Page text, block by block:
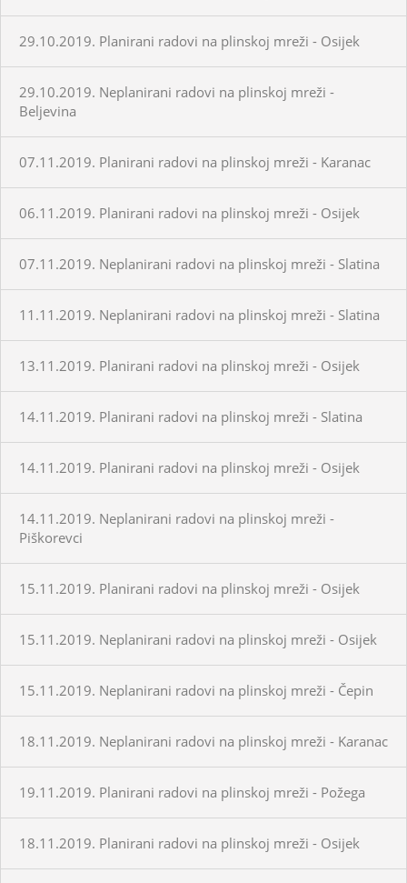
29.10.2019. Planirani radovi na plinskoj mreži - Osijek
29.10.2019. Neplanirani radovi na plinskoj mreži -
Beljevina
07.11.2019. Planirani radovi na plinskoj mreži - Karanac
06.11.2019. Planirani radovi na plinskoj mreži - Osijek
07.11.2019. Neplanirani radovi na plinskoj mreži - Slatina
11.11.2019. Neplanirani radovi na plinskoj mreži - Slatina
13.11.2019. Planirani radovi na plinskoj mreži - Osijek
14.11.2019. Planirani radovi na plinskoj mreži - Slatina
14.11.2019. Planirani radovi na plinskoj mreži - Osijek
14.11.2019. Neplanirani radovi na plinskoj mreži -
Piškorevci
15.11.2019. Planirani radovi na plinskoj mreži - Osijek
15.11.2019. Neplanirani radovi na plinskoj mreži - Osijek
15.11.2019. Neplanirani radovi na plinskoj mreži - Čepin
18.11.2019. Neplanirani radovi na plinskoj mreži - Karanac
19.11.2019. Planirani radovi na plinskoj mreži - Požega
18.11.2019. Planirani radovi na plinskoj mreži - Osijek